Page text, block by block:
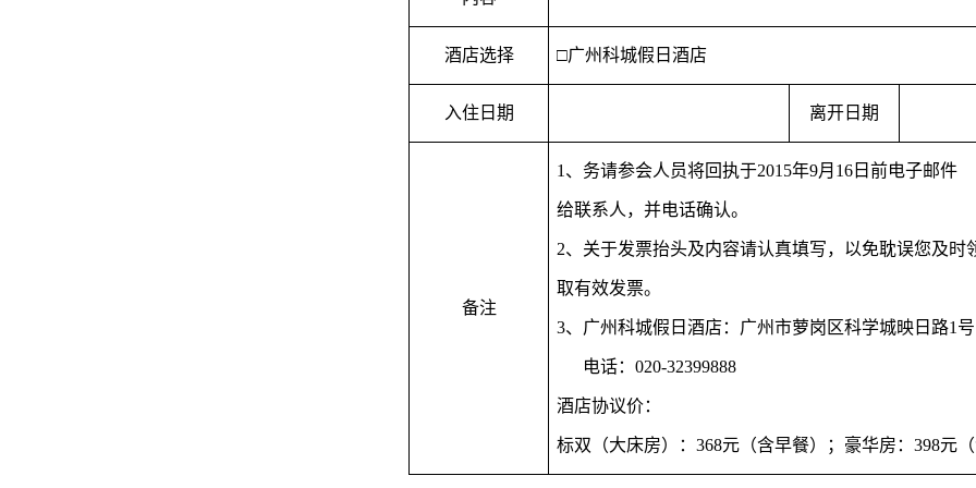
酒店选择 □广州科城假日酒店
入住日期 离开日期
备注
1 、 务请参会人员将回执于2015年9月 16 日前电子邮件
给联系人，并电话确认。
2、 关于发票抬头及内容请认真填写，以免耽误您及时
取有效发票。
3、广州科城假日酒店：广州市萝岗区科学城映日路1 号
电话：020-32399888
酒店协议价：
标双（大床房）：368元（含早餐）；豪华房：398元